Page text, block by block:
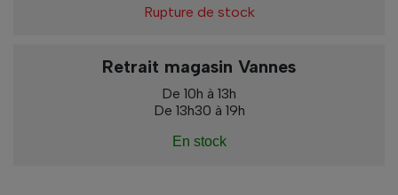
Rupture de stock
Retrait magasin Vannes
De 10h à 13h
De 13h30 à 19h
En stock